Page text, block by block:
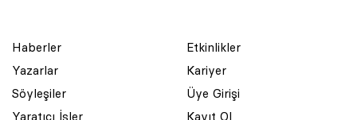
Haberler
Yazarlar
Söyleşiler
Yaratıcı İşler
Etkinlikler
Kariyer
Üye Girişi
Kayıt Ol